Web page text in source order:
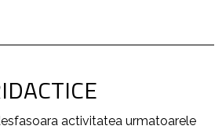
activitatea urmatoarele